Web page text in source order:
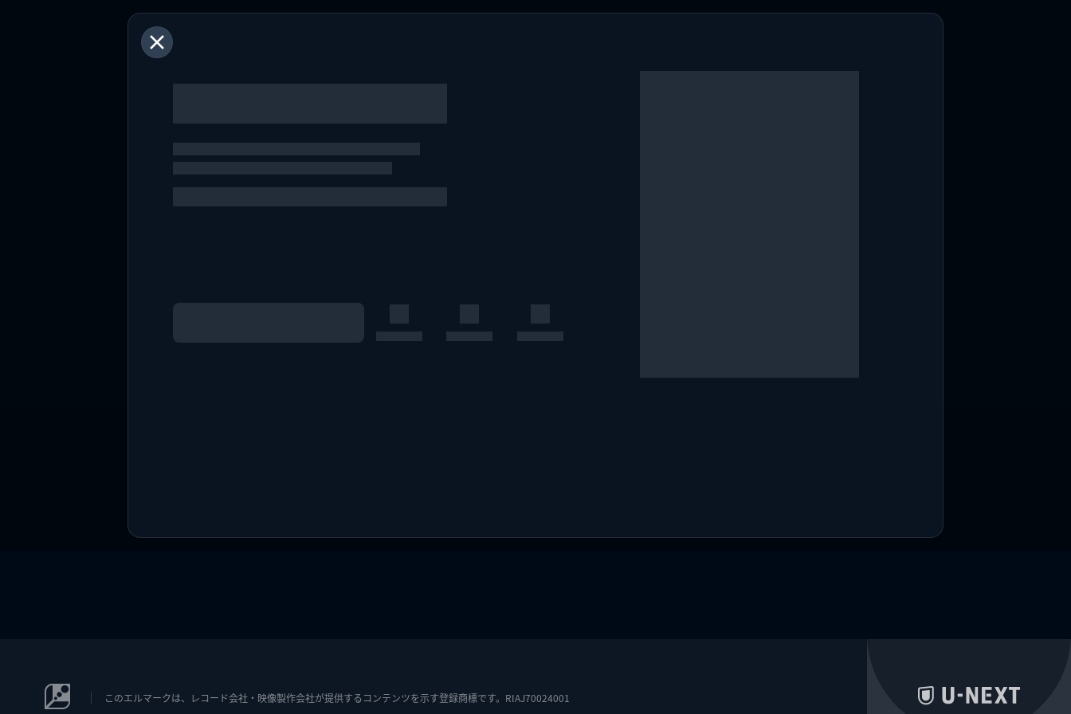
このエルマークは、レコード会社・映像製作会社が提供するコンテンツを示す登録商標です。RIAJ70024001